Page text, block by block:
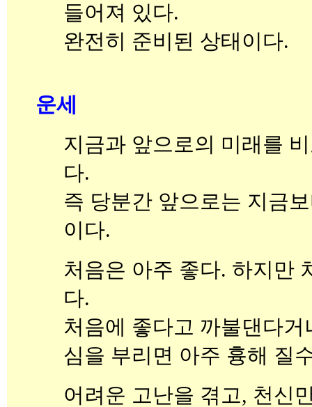
들어져 있다.
완전히 준비된 상태이다.
운세
지금과 앞으로의 미래를
다.
즉 당분간 앞으로는 지금
이다.
처음은 아주 좋다. 하지만
다.
처음에 좋다고 까불댄다
심을 부리면 아주 흉해 질
어려운 고난을 겪고, 천신